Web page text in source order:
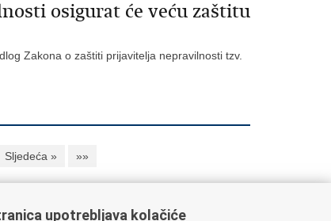
osigurat će veću zaštitu
Zakona o zaštiti prijavitelja nepravilnosti tzv.
Sljedeća » »»
upotrebljava kolačiće